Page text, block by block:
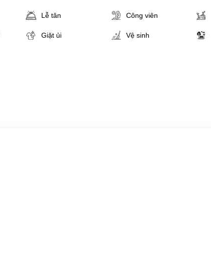
Lễ tân Công viên
Giặt ủi Vệ sinh